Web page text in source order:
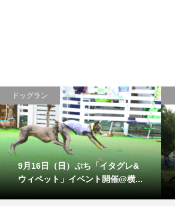
ドッグラン
9月16日（日）ぷち「イタグレ&
ウィペット」イベント開催@横...